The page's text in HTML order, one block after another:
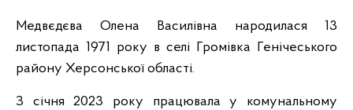
Медвєдєва Олена Василівна народилася 13
листопада 1971 року в селі Громівка Генічеського
району Херсонської області.
З січня 2023 року працювала у комунальному